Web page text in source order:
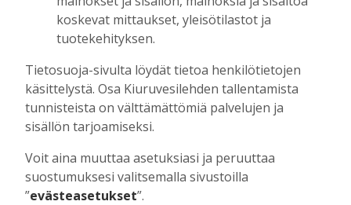
UUSIMMAT
Terveisiä eduskuntaan
Vilho Ruotsalainen 7.8.2026 12:26
HYVINVOINTIALUE
Kiuruvedelle ja Iisalmeen
ostopalvelulääkäri – tarkoituksena on
helpottaa kaupunkien lääkäripulaa
Aku Laatikainen
koskevat mittaukset, yleisötilastot ja
tuotekehityksen.
Tietosuoja-sivulta löydät tietoa henkilötietojen
käsittelystä. Osa Kiuruvesilehden tallentamista
tunnisteista on välttämättömiä palvelujen ja
sisällön tarjoamiseksi.
Voit aina muuttaa asetuksiasi ja peruuttaa
suostumuksesi valitsemalla sivustoilla
”evästeasetukset”.